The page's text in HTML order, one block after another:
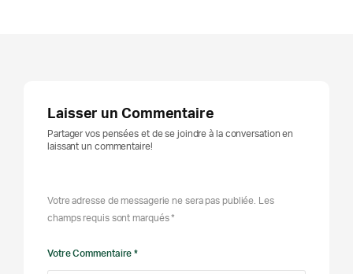
Laisser un Commentaire
Partager vos pensées et de se joindre à la conversation en
laissant un commentaire!
Votre adresse de messagerie ne sera pas publiée. Les
champs requis sont marqués *
Votre Commentaire *